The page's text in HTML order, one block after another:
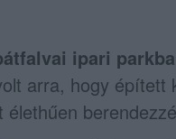
ipari
arra, hogy épített